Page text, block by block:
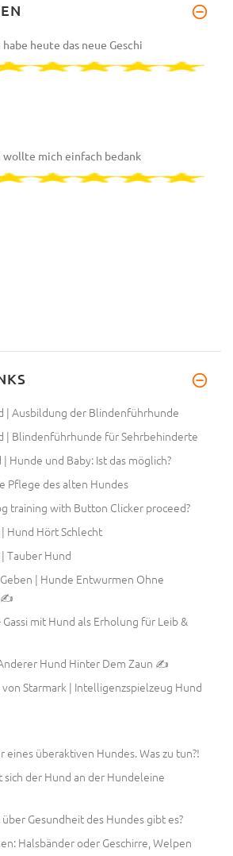
habe heute das neue Geschi
wollte mich einfach bedank
wollte mich einfach bedank
| Ausbildung der Blindenführhunde
| Blindenführhunde für Sehrbehinderte
Hunde und Baby: Ist das möglich?
Pflege des alten Hundes
training with Button Clicker proceed?
Hund Hört Schlecht
Tauber Hund
| Hunde Entwurmen Ohne
✍
mit Hund als Erholung für Leib &
Hund Hinter Dem Zaun ✍
Starmark | Intelligenzspielzeug Hund
eines überaktiven Hundes. Was zu tun?!
der Hund an der Hundeleine
Gesundheit des Hundes gibt es?
Halsbänder oder Geschirre, Welpen